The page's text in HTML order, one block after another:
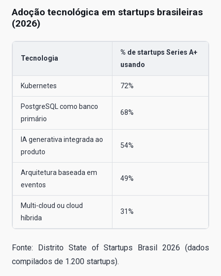
Adoção tecnológica em startups brasileiras
(2026)
Tecnologia
% de startups Series A+
usando
Kubernetes 72%
PostgreSQL como banco
primário
68%
IA generativa integrada ao
produto
54%
Arquitetura baseada em
eventos
49%
Multi-cloud ou cloud
híbrida
31%
Fonte: Distrito State of Startups Brasil 2026 (dados
compilados de 1.200 startups).